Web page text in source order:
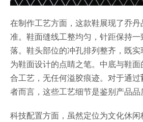
在制作工艺方面，这款鞋展现了乔
准。鞋面缝线工整均匀，针距保持
落。鞋头部位的冲孔排列整齐，既
为鞋面设计的点睛之笔。中底与鞋
合工艺，无任何溢胶痕迹。对于通过
者而言，这些工艺细节是鉴别产品品
科技配置方面，虽然定位为文化休